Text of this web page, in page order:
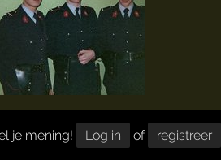
je mening! Log in of registreer